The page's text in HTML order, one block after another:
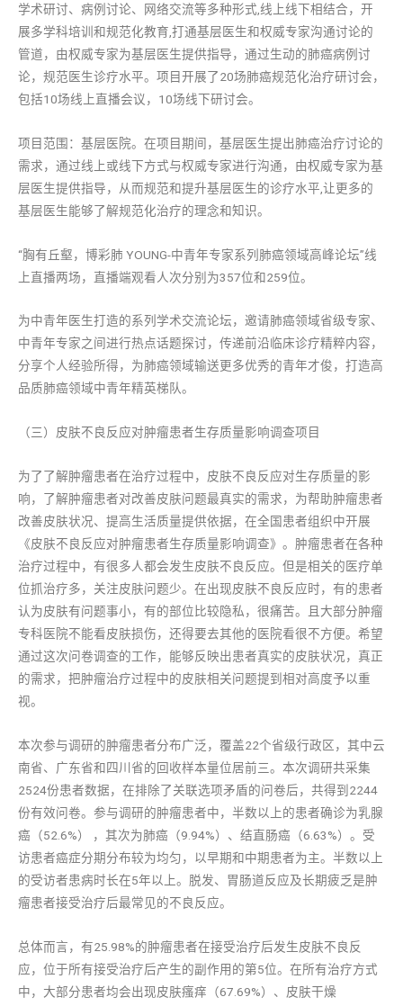
学术研讨、病例讨论、网络交流等多种形式,线上线下相结合，开
展多学科培训和规范化教育,打通基层医生和权威专家沟通讨论的
管道，由权威专家为基层医生提供指导，通过生动的肺癌病例讨
论，规范医生诊疗水平。项目开展了20场肺癌规范化治疗研讨会，
包括10场线上直播会议，10场线下研讨会。
项目范围：基层医院。在项目期间，基层医生提出肺癌治疗讨论的
需求，通过线上或线下方式与权威专家进行沟通，由权威专家为基
层医生提供指导，从而规范和提升基层医生的诊疗水平,让更多的
基层医生能够了解规范化治疗的理念和知识。
“胸有丘壑，博彩肺 YOUNG-中青年专家系列肺癌领域高峰论坛”线
上直播两场，直播端观看人次分别为357位和259位。
为中青年医生打造的系列学术交流论坛，邀请肺癌领域省级专家、
中青年专家之间进行热点话题探讨，传递前沿临床诊疗精粹内容，
分享个人经验所得，为肺癌领域输送更多优秀的青年才俊，打造高
品质肺癌领域中青年精英梯队。
（三）皮肤不良反应对肿瘤患者生存质量影响调查项目
为了了解肿瘤患者在治疗过程中，皮肤不良反应对生存质量的影
响，了解肿瘤患者对改善皮肤问题最真实的需求，为帮助肿瘤患者
改善皮肤状况、提高生活质量提供依据，在全国患者组织中开展
《皮肤不良反应对肿瘤患者生存质量影响调查》。肿瘤患者在各种
治疗过程中，有很多人都会发生皮肤不良反应。但是相关的医疗单
位抓治疗多，关注皮肤问题少。在出现皮肤不良反应时，有的患者
认为皮肤有问题事小，有的部位比较隐私，很痛苦。且大部分肿瘤
专科医院不能看皮肤损伤，还得要去其他的医院看很不方便。希望
通过这次问卷调查的工作，能够反映出患者真实的皮肤状况，真正
的需求，把肿瘤治疗过程中的皮肤相关问题提到相对高度予以重
视。
本次参与调研的肿瘤患者分布广泛，覆盖22个省级行政区，其中云
南省、广东省和四川省的回收样本量位居前三。本次调研共采集
2524份患者数据，在排除了关联选项矛盾的问卷后，共得到2244
份有效问卷。参与调研的肿瘤患者中，半数以上的患者确诊为乳腺
癌（52.6%） ，其次为肺癌（9.94%）、结直肠癌（6.63%）。受
访患者癌症分期分布较为均匀，以早期和中期患者为主。半数以上
的受访者患病时长在5年以上。脱发、胃肠道反应及长期疲乏是肿
瘤患者接受治疗后最常见的不良反应。
总体而言，有25.98%的肿瘤患者在接受治疗后发生皮肤不良反
应，位于所有接受治疗后产生的副作用的第5位。在所有治疗方式
中，大部分患者均会出现皮肤瘙痒（67.69%）、皮肤干燥